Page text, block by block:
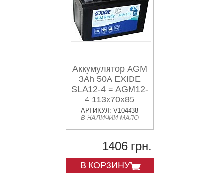
Аккумулятор AGM
3Ah 50A EXIDE
SLA12-4 = AGM12-
4 113x70x85
АРТИКУЛ: V104438
В НАЛИЧИИ МАЛО
1406 грн.
В КОРЗИНУ